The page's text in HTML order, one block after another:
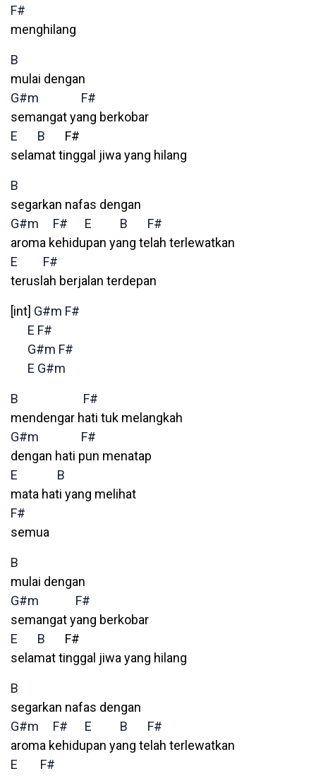
F#
menghilang
B
mulai dengan
G#m
F#
semangat yang berkobar
E
B F#
selamat tinggal jiwa yang hilang
B
segarkan nafas dengan
G#m
F# E B
F#
aroma kehidupan yang telah terlewatkan
E
F#
teruslah berjalan terdepan
[int] G#m F#
E F#
G#m F#
E G#m
B
F#
mendengar hati tuk melangkah
G#m
F#
dengan hati pun menatap
E
B
mata hati yang melihat
F#
semua
B
mulai dengan
G#m
F#
semangat yang berkobar
E
B F#
selamat tinggal jiwa yang hilang
B
segarkan nafas dengan
G#m
F# E B
F#
aroma kehidupan yang telah terlewatkan
E
F#